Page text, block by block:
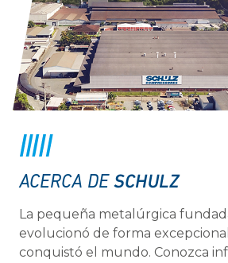
ACERCA DE SCHULZ
La pequeña metalúrgica
evolucionó de forma
conquistó el mundo. Conozca